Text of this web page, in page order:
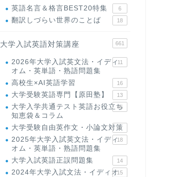
英語名言＆格言BEST20特集 6
翻訳しづらい世界のことば 18
大学入試英語対策講座 661
2026年大学入試英文法・イディ
オム・英単語・熟語問題集
11
高校生×AI英語学習 16
大学受験英語専門【原田塾】 13
大学入学共通テスト英語お役立ち
知恵袋＆コラム
45
大学受験自由英作文・小論文対策
8
2025年大学入試英文法・イディ
オム・英単語・熟語問題集
18
大学入試英語正誤問題集 14
2024年大学入試文法・イディオ15